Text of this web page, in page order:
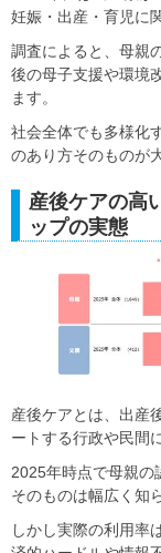
妊娠・出産・育児に
調査によると、母親
後の母子支援や環境
ます。
社会全体でも多様化
のあり方そのものが
産後ケアの高
ップの実態
産後ケアとは、出産
ートする行政や民間
2025年時点で母親の
そのものは幅広く知
しかし実際の利用率